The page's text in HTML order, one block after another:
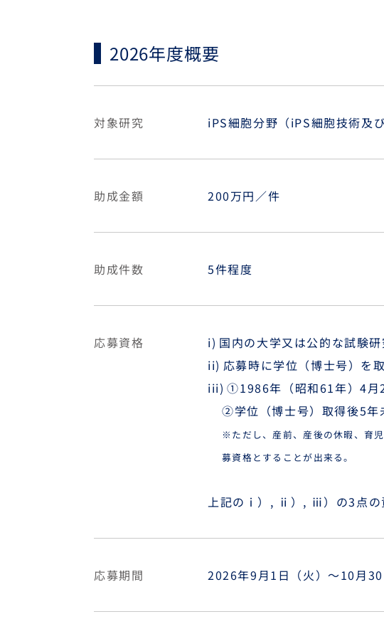
2026年度概要
対象研究 iPS細胞分野（iPS細胞技術及
助成金額 200万円／件
助成件数 5件程度
応募資格
国内の大学又は公的な試験
応募時に学位（博士号）を
①1986年（昭和61年）4月
②学位（博士号）取得後5
※ただし、産前、産後の休暇、育
募資格とすることが出来る。
上記のⅰ）, ⅱ）, ⅲ）の3点の
応募期間 2026年9月1日（火）～10月